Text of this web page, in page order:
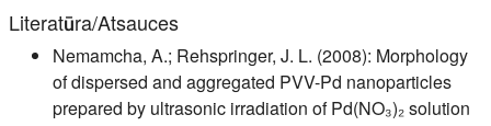
Literatūra/Atsauces
Nemamcha, A.; Rehspringer, J. L. (2008): Morphology
of dispersed and aggregated PVV-Pd nanoparticles
prepared by ultrasonic irradiation of Pd(NO₃)₂ solution